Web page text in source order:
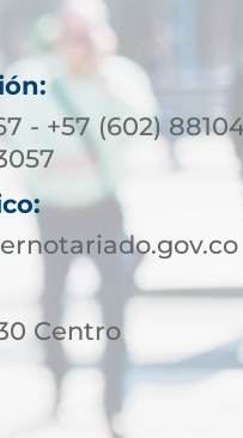
- +57 (602)
Centro